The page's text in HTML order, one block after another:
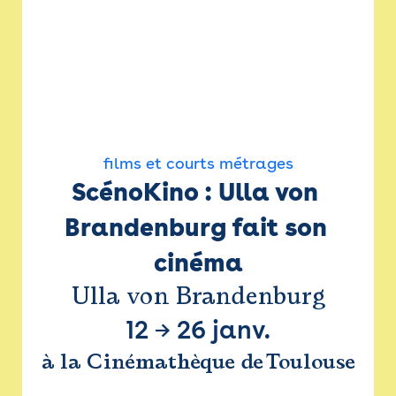
films et courts métrages
ScénoKino : Ulla von
Brandenburg fait son
cinéma
Ulla von Brandenburg
12 → 26 janv.
à la Cinémathèque de Toulouse